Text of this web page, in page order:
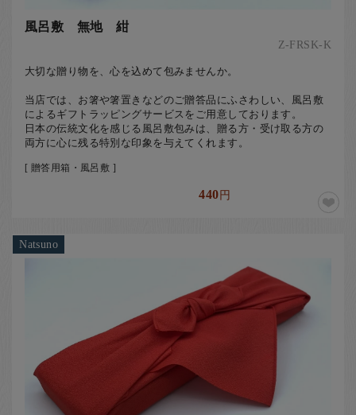
風呂敷 無地 紺
Z-FRSK-K
大切な贈り物を、心を込めて包みませんか。
当店では、お箸や箸置きなどのご贈答品にふさわしい、風呂敷
によるギフトラッピングサービスをご用意しております。
日本の伝統文化を感じる風呂敷包みは、贈る方・受け取る方の
両方に心に残る特別な印象を与えてくれます。
[ 贈答用箱・風呂敷 ]
440円
Natsuno